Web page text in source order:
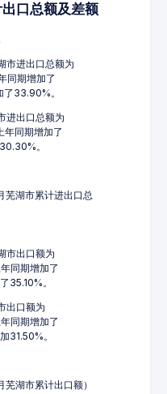
口总额及差额
市进出口总额为
同期增加了
33.90%。
进出口总额为
同期增加了
。
芜湖市累计进出口总
市出口额为
同期增加了
35.10%。
出口额为
同期增加了
31.50%。
湖市累计出口额）